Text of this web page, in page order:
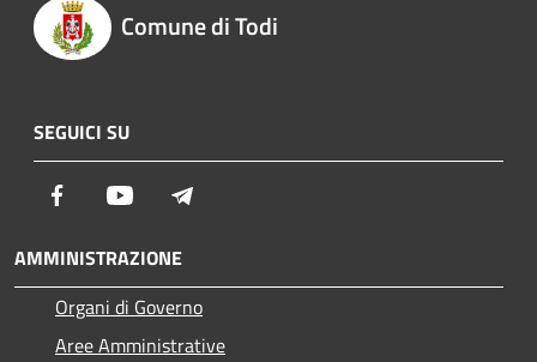
Comune di Todi
SEGUICI SU
Facebook Youtube
AMMINISTRAZIONE
Organi di Governo
Aree Amministrative